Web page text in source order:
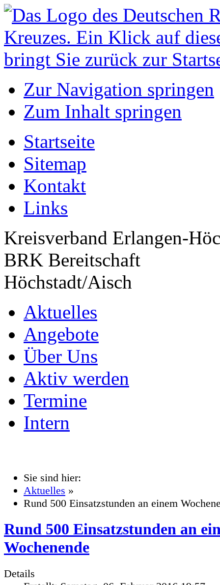
Zur Navigation springen
Zum Inhalt springen
Startseite
Sitemap
Kontakt
Links
Kreisverband Erlangen-
BRK Bereitschaft
Höchstadt/Aisch
Aktuelles
Angebote
Über Uns
Aktiv werden
Termine
Intern
Sie sind hier:
Aktuelles »
Rund 500 Einsatzstunden an einem
Rund 500 Einsatzstunden an
Wochenende
Details